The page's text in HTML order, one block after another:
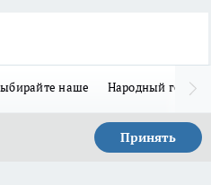
наше Народный герой
Принять